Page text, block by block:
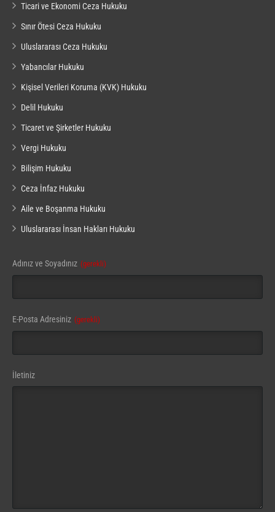
Ticari ve Ekonomi Ceza Hukuku
Sınır Ötesi Ceza Hukuku
Uluslararası Ceza Hukuku
Yabancılar Hukuku
Kişisel Verileri Koruma (KVK) Hukuku
Delil Hukuku
Ticaret ve Şirketler Hukuku
Vergi Hukuku
Bilişim Hukuku
Ceza İnfaz Hukuku
Aile ve Boşanma Hukuku
Uluslararası İnsan Hakları Hukuku
Company
Name (gerekli)
Adınız ve Soyadınız (gerekli)
E-Posta Adresiniz (gerekli)
İletiniz